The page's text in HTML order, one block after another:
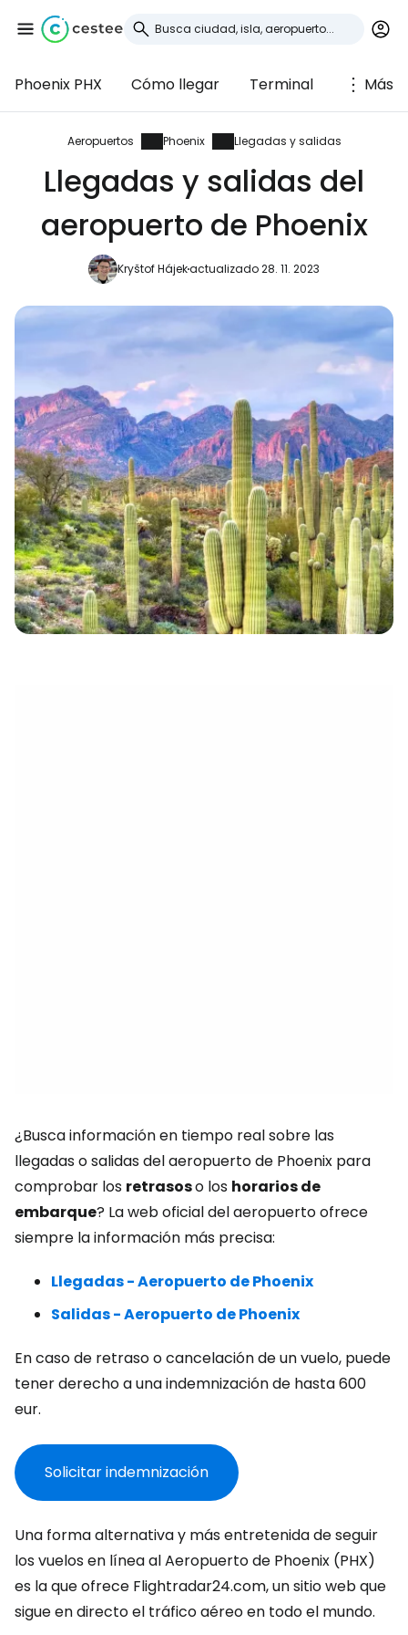
Phoenix PHX Cómo llegar Terminal Más
Aeropuertos Phoenix Llegadas y salidas
Llegadas y salidas del
aeropuerto de Phoenix
Kryštof Hájekactualizado 28. 11. 2023
¿Busca información en tiempo real sobre las
llegadas o salidas del aeropuerto de Phoenix para
comprobar los retrasoso los horarios de
embarque? La web oficial del aeropuerto ofrece
siempre la información más precisa:
Llegadas - Aeropuerto de Phoenix
Salidas - Aeropuerto de Phoenix
En caso de retraso o cancelación de un vuelo, puede
tener derecho a una indemnización de hasta 600
eur.
Solicitar indemnización
Una forma alternativa y más entretenida de seguir
los vuelos en línea al Aeropuerto de Phoenix (PHX)
es la que ofrece Flightradar24.com, un sitio web que
sigue en directo el tráfico aéreo en todo el mundo.
Iniciar sesión en
Cestee
... la comunidad mundial de viajeros
Continuar con Facebook
Continuar con Email